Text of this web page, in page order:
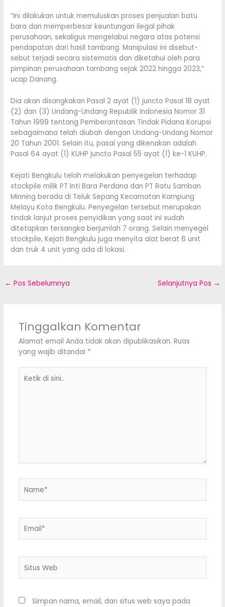
“Ini dilakukan untuk memuluskan proses penjualan batu
bara dan memperbesar keuntungan ilegal pihak
perusahaan, sekaligus mengelabui negara atas potensi
pendapatan dari hasil tambang. Manipulasi ini disebut-
sebut terjadi secara sistematis dan diketahui oleh para
pimpinan perusahaan tambang sejak 2022 hingga 2023,”
ucap Danang.
Dia akan disangkakan Pasal 2 ayat (1) juncto Pasal 18 ayat
(2) dan (3) Undang-Undang Republik Indonesia Nomor 31
Tahun 1999 tentang Pemberantasan Tindak Pidana Korupsi
sebagaimana telah diubah dengan Undang-Undang Nomor
20 Tahun 2001. Selain itu, pasal yang dikenakan adalah
Pasal 64 ayat (1) KUHP juncto Pasal 55 ayat (1) ke-1 KUHP.
Kejati Bengkulu telah melakukan penyegelan terhadap
stockpile milik PT Inti Bara Perdana dan PT Ratu Samban
Minning berada di Teluk Sepang Kecamatan Kampung
Melayu Kota Bengkulu. Penyegelan tersebut merupakan
tindak lanjut proses penyidikan yang saat ini sudah
ditetapkan tersangka berjumlah 7 orang. Selain menyegel
stockpile, Kejati Bengkulu juga menyita alat berat 6 unit
dan truk 4 unit yang ada di lokasi.
← Pos Sebelumnya Selanjutnya Pos →
Tinggalkan Komentar
Alamat email Anda tidak akan dipublikasikan. Ruas
yang wajib ditandai *
Web
Simpan nama, email, dan situs web saya pada